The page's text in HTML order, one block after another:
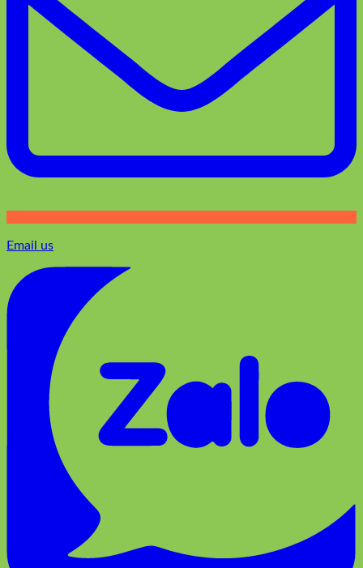
Email us